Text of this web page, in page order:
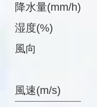
降水量(mm/h)
湿度(%)
風向
風速(m/s)